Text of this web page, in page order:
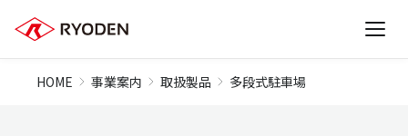
HOME 事業案内 取扱製品 多段式駐車場